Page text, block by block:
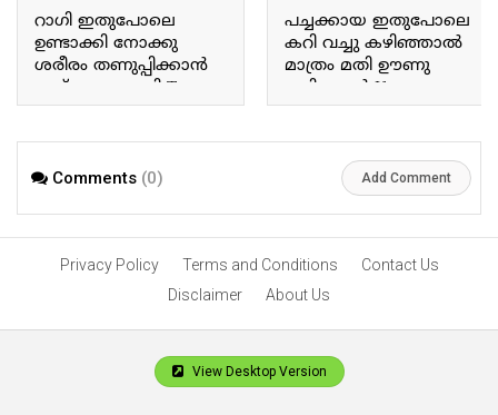
റാഗി ഇതുപോലെ
ഉണ്ടാക്കി നോക്കു
ശരീരം തണുപ്പിക്കാൻ
ഇത് മാത്രം മതി Try
making ragi this way; this
പച്ചക്കായ ഇതുപോലെ
കറി വച്ചു കഴിഞ്ഞാൽ
മാത്രം മതി ഊണു
കഴിക്കാൻ If you prepare
a curry with raw plantains
enough for a meal.
Comments (0) Add Comment
Privacy Policy Terms and Conditions
Contact Us
Disclaimer
About Us
View Desktop Version